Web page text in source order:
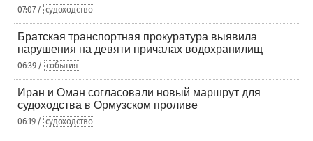
07:07 / судоходство
Братская транспортная прокуратура выявила
нарушения на девяти причалах водохранилищ
06:39 / события
Иран и Оман согласовали новый маршрут для
судоходства в Ормузском проливе
06:19 / судоходство